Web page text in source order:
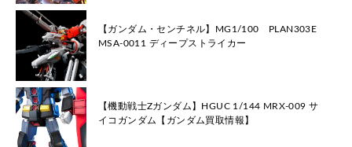
【ガンダム・センチネル】MG1/100 PLAN303E
MSA-0011 ディープストライカー
【機動戦士Zガンダム】HGUC 1/144 MRX-009 サ
イコガンダム【ガンダム買取情報】